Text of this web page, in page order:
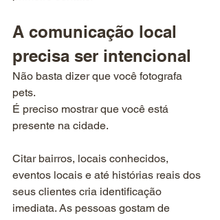
A comunicação local
precisa ser intencional
Não basta dizer que você fotografa
pets.
É preciso mostrar que você está
presente na cidade.
Citar bairros, locais conhecidos,
eventos locais e até histórias reais dos
seus clientes cria identificação
imediata. As pessoas gostam de